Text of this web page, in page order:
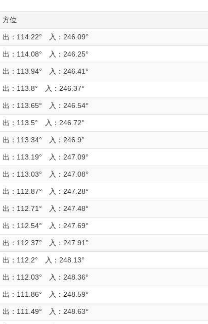
方位
出：114.22° 入：246.09°
出：114.08° 入：246.25°
出：113.94° 入：246.41°
出：113.8° 入：246.37°
出：113.65° 入：246.54°
出：113.5° 入：246.72°
出：113.34° 入：246.9°
出：113.19° 入：247.09°
出：113.03° 入：247.08°
出：112.87° 入：247.28°
出：112.71° 入：247.48°
出：112.54° 入：247.69°
出：112.37° 入：247.91°
出：112.2° 入：248.13°
出：112.03° 入：248.36°
出：111.86° 入：248.59°
出：111.49° 入：248.63°